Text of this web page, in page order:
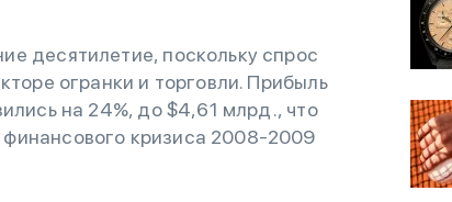
десятилетие, поскольку спрос
огранки и торговли. Прибыль
на 24%, до $4,61 млрд., что
кризиса 2008-2009